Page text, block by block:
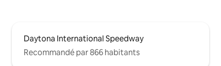
Daytona International Speedway
Recommandé par 866 habitants